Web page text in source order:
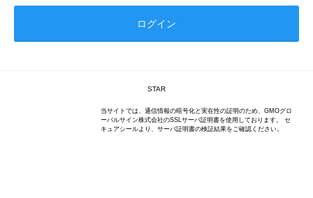
STAR
当サイトでは、通信情報の暗号化と実在性の証明のため、GMOグロ
ーバルサイン株式会社のSSLサーバ証明書を使用しております。 セ
キュアシールより、サーバ証明書の検証結果をご確認ください。